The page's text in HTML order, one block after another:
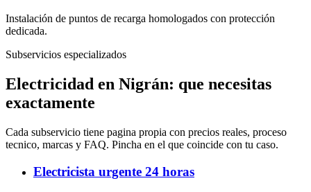
Instalación de puntos de recarga homologados con protección
dedicada.
Subservicios especializados
Electricidad en Nigrán: que necesitas
exactamente
Cada subservicio tiene pagina propia con precios reales, proceso
tecnico, marcas y FAQ. Pincha en el que coincide con tu caso.
Electricista urgente 24 horas